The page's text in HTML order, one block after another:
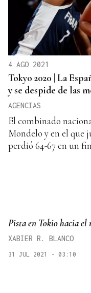
4 AGO 2021
Tokyo 2020 | La
y se despide de las
AGENCIAS
El combinado
Mondelo y en el que
perdió 64-67 en un
Pista en Tokio hacia
XABIER R. BLANCO
31 JUL 2021 - 03:10